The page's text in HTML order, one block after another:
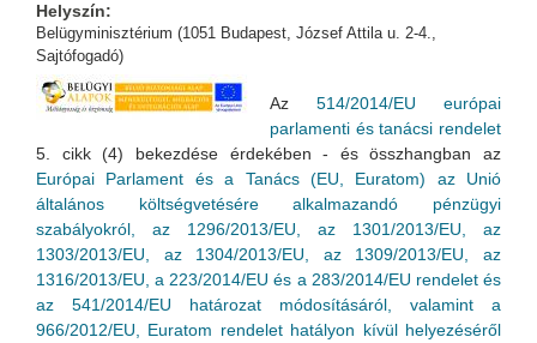
Helyszín:
Belügyminisztérium (1051 Budapest, József Attila u. 2-4.,
Sajtófogadó)
Az 514/2014/EU európai
parlamenti és tanácsi rendelet
5. cikk (4) bekezdése érdekében - és összhangban az
Európai Parlament és a Tanács (EU, Euratom) az Unió
általános költségvetésére alkalmazandó pénzügyi
szabályokról, az 1296/2013/EU, az 1301/2013/EU, az
1303/2013/EU, az 1304/2013/EU, az 1309/2013/EU, az
1316/2013/EU, a 223/2014/EU és a 283/2014/EU rendelet és
az 541/2014/EU határozat módosításáról, valamint a
966/2012/EU, Euratom rendelet hatályon kívül helyezéséről